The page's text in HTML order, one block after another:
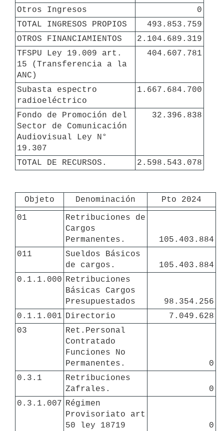
Otros Ingresos
0
TOTAL INGRESOS PROPIOS
493.853.759
OTROS FINANCIAMIENTOS
2.104.689.319
TFSPU Ley 19.009 art.
15 (Transferencia a la
ANC)
404.607.781
Subasta espectro
radioeléctrico
1.667.684.700
Fondo de Promoción del
Sector de Comunicación
Audiovisual Ley N°
19.307
32.396.838
TOTAL DE RECURSOS. 2.598.543.078
Objeto Denominación
Pto 2024
01
Retribuciones de
Cargos
Permanentes.
105.403.884
011
Sueldos Básicos
de cargos.
105.403.884
0.1.1.000 Retribuciones
Básicas Cargos
Presupuestados
98.354.256
0.1.1.001 Directorio
7.049.628
03
Ret.Personal
Contratado
Funciones No
Permanentes.
0
0.3.1
Retribuciones
Zafrales.
0
0.3.1.007 Régimen
Provisoriato art
50 ley 18719
0